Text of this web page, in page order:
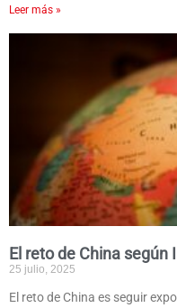
Leer más »
El reto de China según
25 julio, 2025
El reto de China es seguir